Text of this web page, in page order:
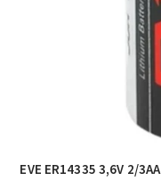
EVE ER14335 3,6V 2/3AA